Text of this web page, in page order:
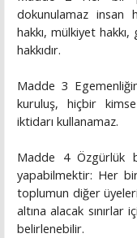
dokunulamaz insan
hakkı, mülkiyet
hakkıdır.
Madde 3
kuruluş, hiçbir
iktidarı kullanamaz.
Madde 4 Özgürlük
yapabilmektir: Her bir
toplumun diğer
altına alacak sınırlar
belirlenebilir.